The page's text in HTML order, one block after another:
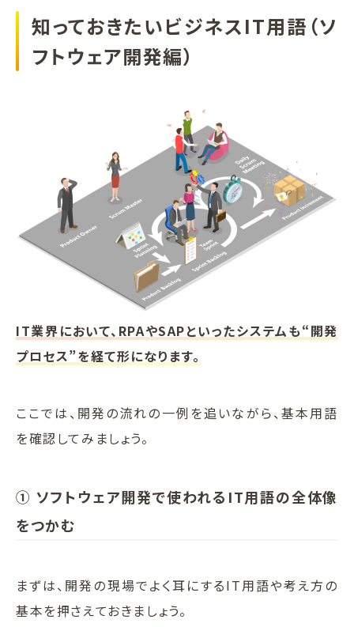
知っておきたいビジネスIT用語（ソ
フトウェア開発編）
IT業界において、RPAやSAPといったシステムも“開発
プロセス”を経て形になります。
ここでは、開発の流れの一例を追いながら、基本用語
を確認してみましょう。
① ソフトウェア開発で使われるIT用語の全体像
をつかむ
まずは、開発の現場でよく耳にするIT用語や考え方の
基本を押さえておきましょう。